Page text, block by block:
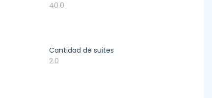
40.0
Cantidad de suites
2.0